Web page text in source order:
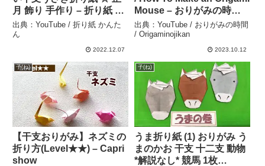
月 飾り 手作り – 折り紙 か
んたん
出典：YouTube / 折り紙 かんた
ん
2022.12.07
Mouse – おりがみの時間 /
Origaminojikan
出典：YouTube / おりがみの時間
/ Origaminojikan
2023.10.12
子(ね)
【干支おりがみ】ネズミの
折り方(Level★★) – Capri
show
子(ね)
うま折り紙 (1) おりがみ う
まのかお 干支 十二支 動物
*解説なし* 競馬 1枚